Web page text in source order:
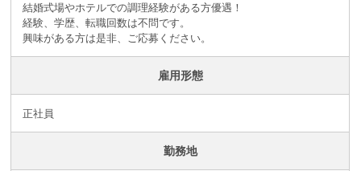
結婚式場やホテルでの調理経験がある方優遇！
経験、学歴、転職回数は不問です。
興味がある方は是非、ご応募ください。
雇用形態
正社員
勤務地